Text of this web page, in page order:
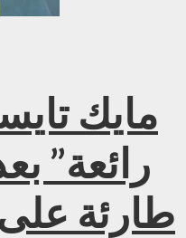
مايك
رائعة”
طارئة